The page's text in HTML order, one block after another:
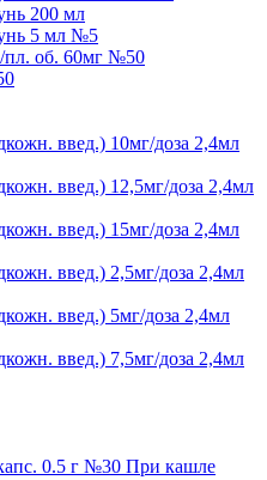
200 мл
5 мл №5
пл. об. 60мг №50
введ.) 10мг/доза 2,4мл
введ.) 12,5мг/доза 2,4мл
введ.) 15мг/доза 2,4мл
введ.) 2,5мг/доза 2,4мл
введ.) 5мг/доза 2,4мл
введ.) 7,5мг/доза 2,4мл
0.5 г №30 При кашле